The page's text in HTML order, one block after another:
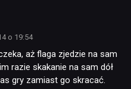
o 19:54
aż flaga zjedzie na sam
razie skakanie na sam dół
gry zamiast go skracać.